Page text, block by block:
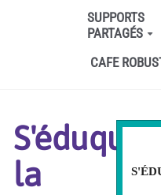
SUPPORTS
PARTAGÉS
CAFE
la